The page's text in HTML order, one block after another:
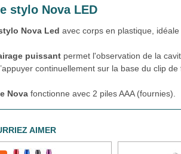
stylo Nova LED
Nova Led avec corps en plastique, idéale
puissant permet l'observation de la
continuellement sur la base du clip
Nova fonctionne avec 2 piles AAA (fournies).
AIMER